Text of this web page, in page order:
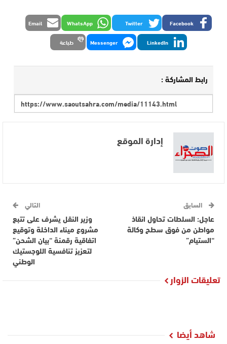
Facebook
Twitter
WhatsApp
Email
LinkedIn
Messenger طباعة
رابط المشاركة :
إدارة الموقع
السابق
عاجل: السلطات تحاول انقاذ
مواطن من فوق سطح وكالة
“الستيام”
التالي
وزير النقل يشرف على تتبع
مشروع ميناء الداخلة وتوقيع
اتفاقية رقمنة “بيان الشحن”
لتعزيز تنافسية اللوجستيك
الوطني
تعليقات الزوار
شاهد أيضا